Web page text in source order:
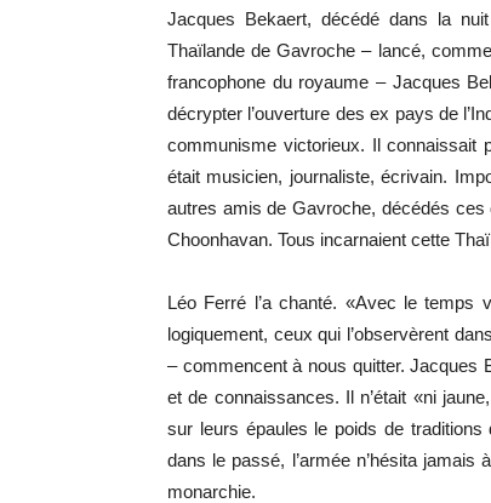
Jacques Bekaert, décédé dans la
Thaïlande de Gavroche – lancé,
francophone du royaume – Jacques
décrypter l’ouverture des ex pays de
communisme victorieux. Il
était musicien, journaliste, écrivain.
autres amis de Gavroche, décédés
Choonhavan. Tous incarnaient cette
Léo Ferré l’a chanté. «Avec le
logiquement, ceux qui l’observèrent
– commencent à nous quitter. Jacques
et de connaissances. Il n’était «ni
sur leurs épaules le poids de
dans le passé, l’armée n’hésita
monarchie.